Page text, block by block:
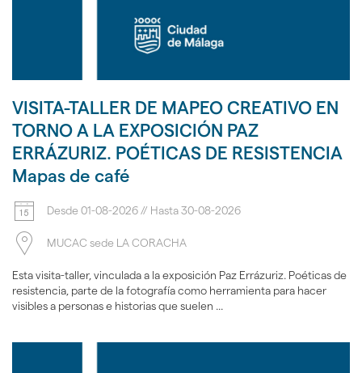
VISITA-TALLER DE MAPEO CREATIVO EN
TORNO A LA EXPOSICIÓN PAZ
ERRÁZURIZ. POÉTICAS DE RESISTENCIA
Mapas de café
Desde 01-08-2026 // Hasta30-08-2026
MUCAC sede LA CORACHA
Esta visita-taller, vinculada a la exposición Paz Errázuriz. Poéticas de
resistencia, parte de la fotografía como herramienta para hacer
visibles a personas e historias que suelen ...